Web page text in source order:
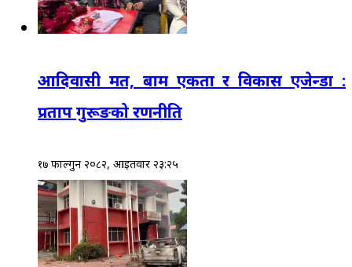
आदिवासी मत, बाम एकता र विकास एजेन्डा :
प्रताप गुरूङको रणनीति
१७ फाल्गुन २०८२, आईतवार २३:२५